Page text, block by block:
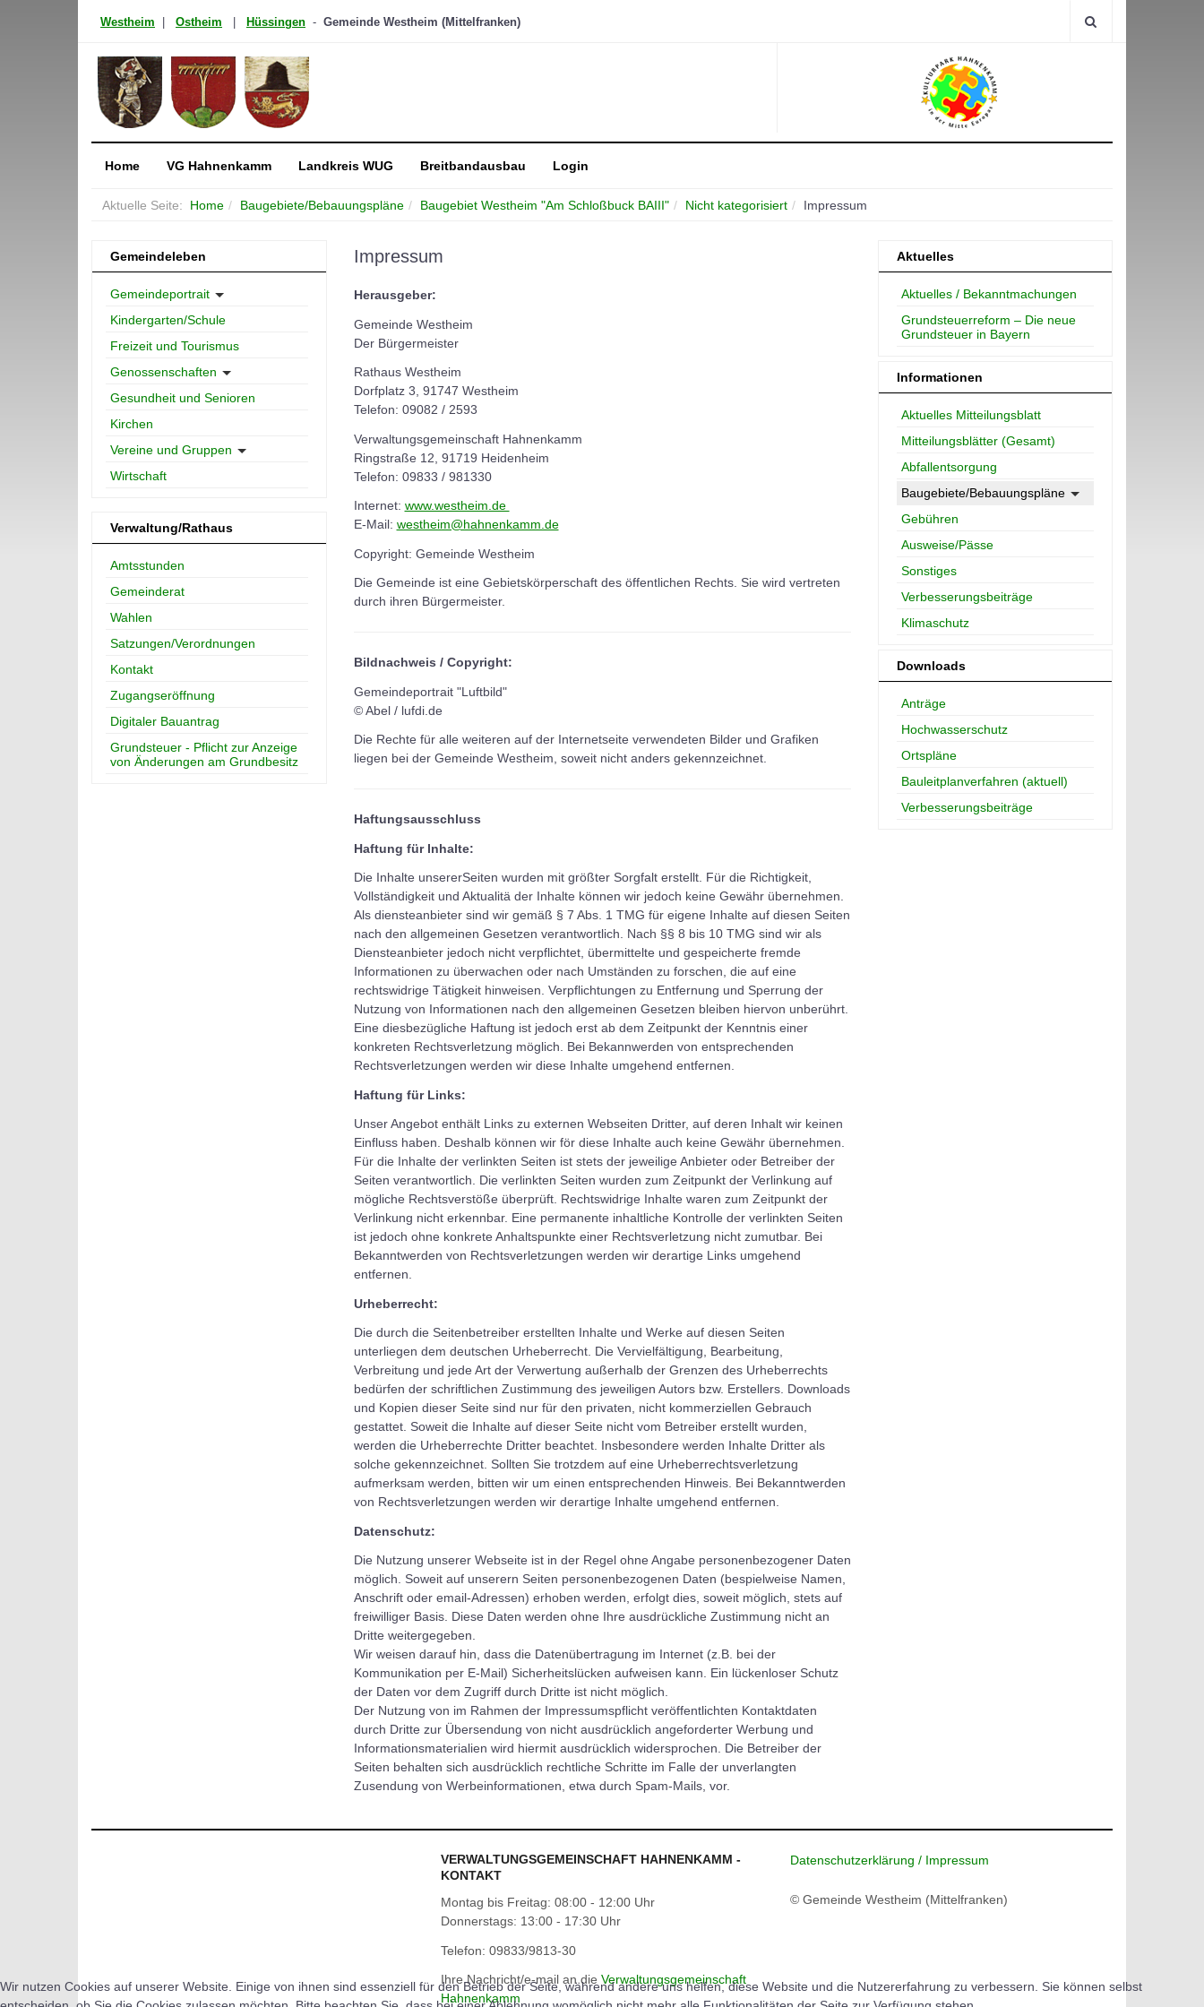
Westheim Ostheim Hüssingen - Gemeinde Westheim (Mittelfranken)
Home VG Hahnenkamm Landkreis WUG Breitbandausbau Login
Aktuelle Seite: Home Baugebiete/Bebauungspläne Baugebiet Westheim "Am Schloßbuck BAIII" Nicht kategorisiert Impressum
Impressum
Herausgeber:
Gemeinde Westheim
Der Bürgermeister
Rathaus Westheim
Dorfplatz 3, 91747 Westheim
Telefon: 09082 / 2593
Verwaltungsgemeinschaft Hahnenkamm
Ringstraße 12, 91719 Heidenheim
Telefon: 09833 / 981330
Internet: www.westheim.de
E-Mail: westheim@hahnenkamm.de
Copyright: Gemeinde Westheim
Die Gemeinde ist eine Gebietskörperschaft des öffentlichen Rechts. Sie wird vertreten
durch ihren Bürgermeister.
Bildnachweis / Copyright:
Gemeindeportrait "Luftbild"
© Abel / lufdi.de
Die Rechte für alle weiteren auf der Internetseite verwendeten Bilder und Grafiken
liegen bei der Gemeinde Westheim, soweit nicht anders gekennzeichnet.
Haftungsausschluss
Haftung für Inhalte:
Die Inhalte unsererSeiten wurden mit größter Sorgfalt erstellt. Für die Richtigkeit,
Vollständigkeit und Aktualitä der Inhalte können wir jedoch keine Gewähr übernehmen.
Als diensteanbieter sind wir gemäß § 7 Abs. 1 TMG für eigene Inhalte auf diesen Seiten
nach den allgemeinen Gesetzen verantwortlich. Nach §§ 8 bis 10 TMG sind wir als
Diensteanbieter jedoch nicht verpflichtet, übermittelte und gespeicherte fremde
Informationen zu überwachen oder nach Umständen zu forschen, die auf eine
rechtswidrige Tätigkeit hinweisen. Verpflichtungen zu Entfernung und Sperrung der
Nutzung von Informationen nach den allgemeinen Gesetzen bleiben hiervon unberührt.
Eine diesbezügliche Haftung ist jedoch erst ab dem Zeitpunkt der Kenntnis einer
konkreten Rechtsverletzung möglich. Bei Bekannwerden von entsprechenden
Rechtsverletzungen werden wir diese Inhalte umgehend entfernen.
Haftung für Links:
Unser Angebot enthält Links zu externen Webseiten Dritter, auf deren Inhalt wir keinen
Einfluss haben. Deshalb können wir för diese Inhalte auch keine Gewähr übernehmen.
Für die Inhalte der verlinkten Seiten ist stets der jeweilige Anbieter oder Betreiber der
Seiten verantwortlich. Die verlinkten Seiten wurden zum Zeitpunkt der Verlinkung auf
mögliche Rechtsverstöße überprüft. Rechtswidrige Inhalte waren zum Zeitpunkt der
Verlinkung nicht erkennbar. Eine permanente inhaltliche Kontrolle der verlinkten Seiten
ist jedoch ohne konkrete Anhaltspunkte einer Rechtsverletzung nicht zumutbar. Bei
Bekanntwerden von Rechtsverletzungen werden wir derartige Links umgehend
entfernen.
Urheberrecht:
Die durch die Seitenbetreiber erstellten Inhalte und Werke auf diesen Seiten
unterliegen dem deutschen Urheberrecht. Die Vervielfältigung, Bearbeitung,
Verbreitung und jede Art der Verwertung außerhalb der Grenzen des Urheberrechts
bedürfen der schriftlichen Zustimmung des jeweiligen Autors bzw. Erstellers. Downloads
und Kopien dieser Seite sind nur für den privaten, nicht kommerziellen Gebrauch
gestattet. Soweit die Inhalte auf dieser Seite nicht vom Betreiber erstellt wurden,
werden die Urheberrechte Dritter beachtet. Insbesondere werden Inhalte Dritter als
solche gekennzeichnet. Sollten Sie trotzdem auf eine Urheberrechtsverletzung
aufmerksam werden, bitten wir um einen entsprechenden Hinweis. Bei Bekanntwerden
von Rechtsverletzungen werden wir derartige Inhalte umgehend entfernen.
Datenschutz:
Die Nutzung unserer Webseite ist in der Regel ohne Angabe personenbezogener Daten
möglich. Soweit auf unserern Seiten personenbezogenen Daten (bespielweise Namen,
Anschrift oder email-Adressen) erhoben werden, erfolgt dies, soweit möglich, stets auf
freiwilliger Basis. Diese Daten werden ohne Ihre ausdrückliche Zustimmung nicht an
Dritte weitergegeben.
Wir weisen darauf hin, dass die Datenübertragung im Internet (z.B. bei der
Kommunikation per E-Mail) Sicherheitslücken aufweisen kann. Ein lückenloser Schutz
der Daten vor dem Zugriff durch Dritte ist nicht möglich.
Der Nutzung von im Rahmen der Impressumspflicht veröffentlichten Kontaktdaten
durch Dritte zur Übersendung von nicht ausdrücklich angeforderter Werbung und
Informationsmaterialien wird hiermit ausdrücklich widersprochen. Die Betreiber der
Seiten behalten sich ausdrücklich rechtliche Schritte im Falle der unverlangten
Zusendung von Werbeinformationen, etwa durch Spam-Mails, vor.
Gemeindeleben
Gemeindeportrait
Kindergarten/Schule
Freizeit und Tourismus
Genossenschaften
Gesundheit und Senioren
Kirchen
Vereine und Gruppen
Wirtschaft
Verwaltung/Rathaus
Amtsstunden
Gemeinderat
Wahlen
Satzungen/Verordnungen
Kontakt
Zugangseröffnung
Digitaler Bauantrag
Grundsteuer - Pflicht zur Anzeige
von Änderungen am Grundbesitz
Aktuelles
Aktuelles / Bekanntmachungen
Grundsteuerreform – Die neue
Grundsteuer in Bayern
Informationen
Aktuelles Mitteilungsblatt
Mitteilungsblätter (Gesamt)
Abfallentsorgung
Baugebiete/Bebauungspläne
Gebühren
Ausweise/Pässe
Sonstiges
Verbesserungsbeiträge
Klimaschutz
Downloads
Anträge
Hochwasserschutz
Ortspläne
Bauleitplanverfahren (aktuell)
Verbesserungsbeiträge
VERWALTUNGSGEMEINSCHAFT HAHNENKAMM -
KONTAKT
Montag bis Freitag: 08:00 - 12:00 Uhr
Donnerstags: 13:00 - 17:30 Uhr
Telefon: 09833/9813-30
Ihre Nachricht/e-mail an die Verwaltungsgemeinschaft
Hahnenkamm
Datenschutzerklärung / Impressum
© Gemeinde Westheim (Mittelfranken)
Wir nutzen Cookies auf unserer Website. Einige von ihnen sind essenziell für den Betrieb der Seite, während andere uns helfen, diese Website und die Nutzererfahrung zu verbessern. Sie können selbst